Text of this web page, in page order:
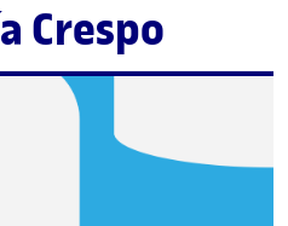
Crespo